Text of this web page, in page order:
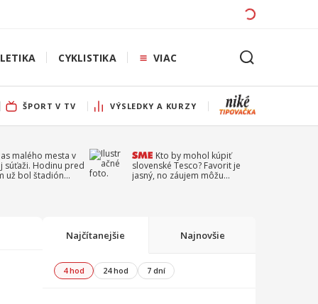
CYKLISTIKA VIAC
ŠPORT V TV VÝSLEDKY A KURZY
malého mesta v
súťaži. Hodinu pred
už bol štadión
Kto by mohol kúpiť
slovenské Tesco? Favorit je
jasný, no záujem môžu
Najčítanejšie Najnovšie
4 hod 24 hod 7 dní